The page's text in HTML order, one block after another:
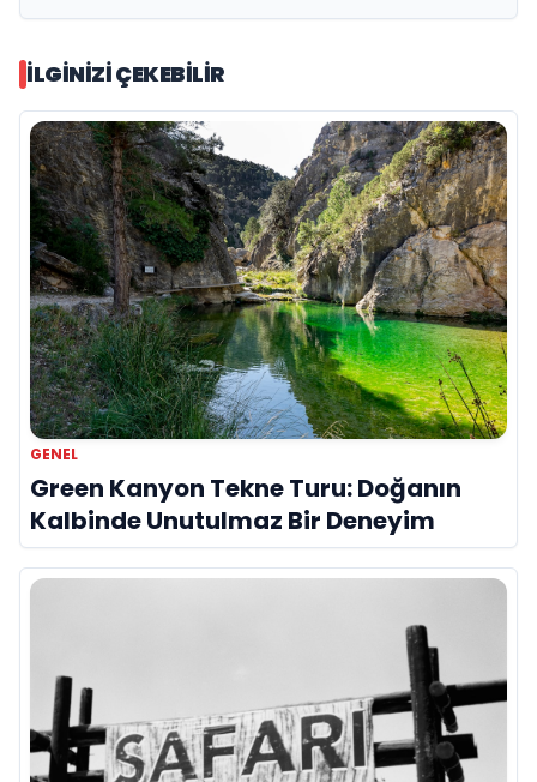
İLGINIZI ÇEKEBILIR
GENEL
Green Kanyon Tekne Turu: Doğanın
Kalbinde Unutulmaz Bir Deneyim